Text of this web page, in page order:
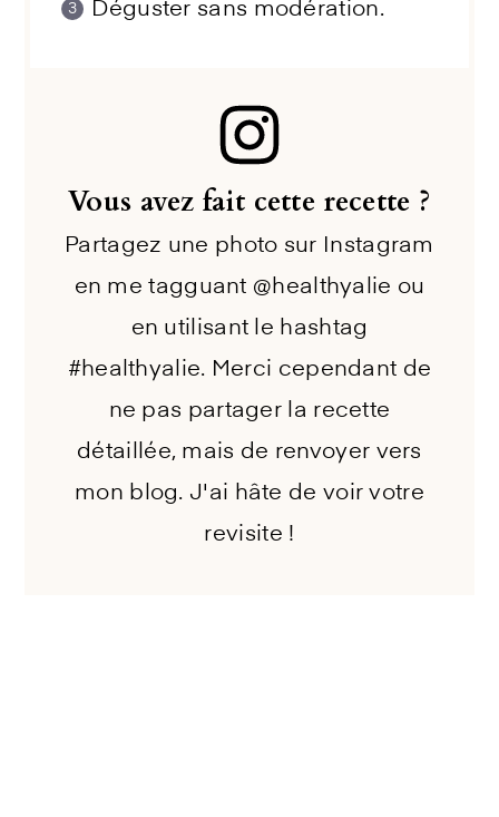
Déguster sans modération.
Vous avez fait cette recette ?
Partagez une photo sur Instagram
en me tagguant @healthyalie ou
en utilisant le hashtag
#healthyalie. Merci cependant de
ne pas partager la recette
détaillée, mais de renvoyer vers
mon blog. J'ai hâte de voir votre
revisite !